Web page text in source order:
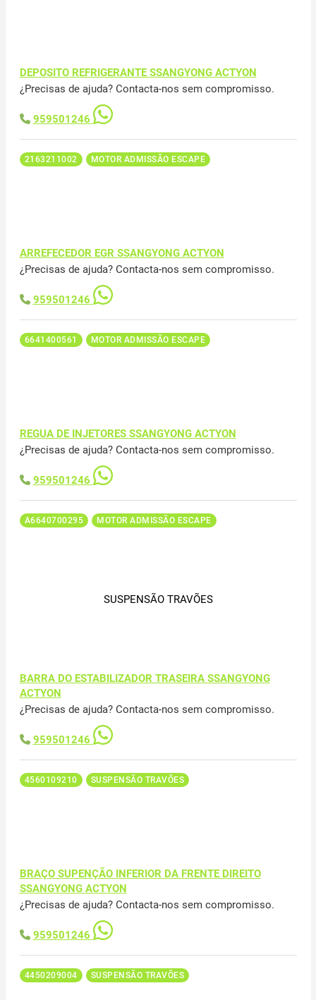
DEPOSITO REFRIGERANTE SSANGYONG ACTYON
¿Precisas de ajuda? Contacta-nos sem compromisso.
959501246
2163211002 MOTOR ADMISSÃO ESCAPE
ARREFECEDOR EGR SSANGYONG ACTYON
¿Precisas de ajuda? Contacta-nos sem compromisso.
959501246
6641400561 MOTOR ADMISSÃO ESCAPE
REGUA DE INJETORES SSANGYONG ACTYON
¿Precisas de ajuda? Contacta-nos sem compromisso.
959501246
A6640700295 MOTOR ADMISSÃO ESCAPE
SUSPENSÃO TRAVÕES
BARRA DO ESTABILIZADOR TRASEIRA SSANGYONG
ACTYON
¿Precisas de ajuda? Contacta-nos sem compromisso.
959501246
4560109210 SUSPENSÃO TRAVÕES
BRAÇO SUPENÇÃO INFERIOR DA FRENTE DIREITO
SSANGYONG ACTYON
¿Precisas de ajuda? Contacta-nos sem compromisso.
959501246
4450209004 SUSPENSÃO TRAVÕES